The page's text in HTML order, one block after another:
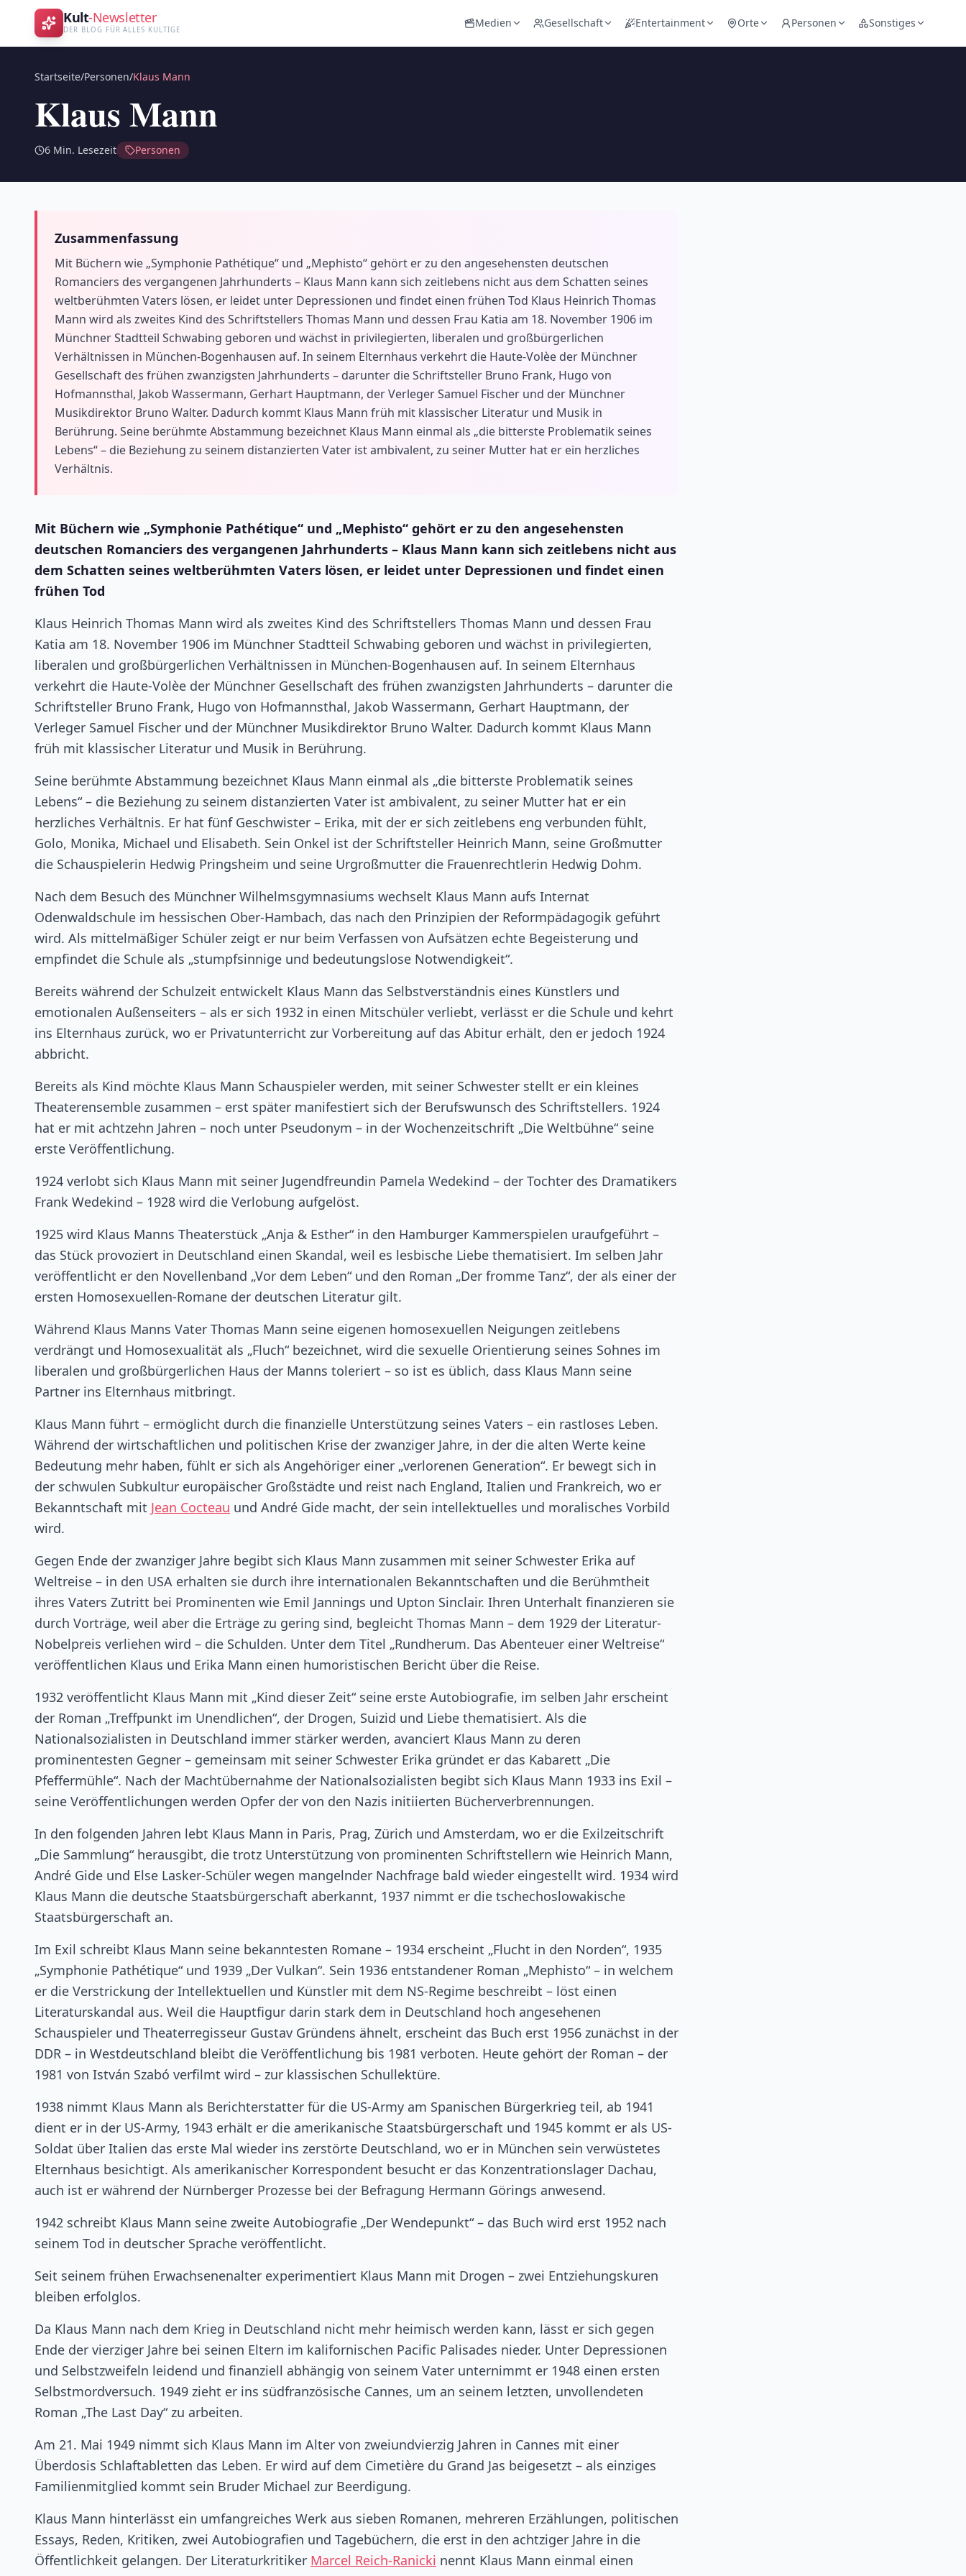
Kult-Newsletter
DER BLOG FÜR ALLES KULTIGE
Medien Gesellschaft Entertainment Orte Personen Sonstiges
Startseite/Personen/Klaus Mann
Klaus Mann
6 Min. Lesezeit Personen
Zusammenfassung
Mit Büchern wie „Symphonie Pathétique“ und „Mephisto“ gehört er zu den angesehensten deutschen
Romanciers des vergangenen Jahrhunderts – Klaus Mann kann sich zeitlebens nicht aus dem Schatten seines
weltberühmten Vaters lösen, er leidet unter Depressionen und findet einen frühen Tod Klaus Heinrich Thomas
Mann wird als zweites Kind des Schriftstellers Thomas Mann und dessen Frau Katia am 18. November 1906 im
Münchner Stadtteil Schwabing geboren und wächst in privilegierten, liberalen und großbürgerlichen
Verhältnissen in München-Bogenhausen auf. In seinem Elternhaus verkehrt die Haute-Volèe der Münchner
Gesellschaft des frühen zwanzigsten Jahrhunderts – darunter die Schriftsteller Bruno Frank, Hugo von
Hofmannsthal, Jakob Wassermann, Gerhart Hauptmann, der Verleger Samuel Fischer und der Münchner
Musikdirektor Bruno Walter. Dadurch kommt Klaus Mann früh mit klassischer Literatur und Musik in
Berührung. Seine berühmte Abstammung bezeichnet Klaus Mann einmal als „die bitterste Problematik seines
Lebens“ – die Beziehung zu seinem distanzierten Vater ist ambivalent, zu seiner Mutter hat er ein herzliches
Verhältnis.
Mit Büchern wie „Symphonie Pathétique“ und „Mephisto“ gehört er zu den angesehensten
deutschen Romanciers des vergangenen Jahrhunderts – Klaus Mann kann sich zeitlebens nicht aus
dem Schatten seines weltberühmten Vaters lösen, er leidet unter Depressionen und findet einen
frühen Tod
Klaus Heinrich Thomas Mann wird als zweites Kind des Schriftstellers Thomas Mann und dessen Frau
Katia am 18. November 1906 im Münchner Stadtteil Schwabing geboren und wächst in privilegierten,
liberalen und großbürgerlichen Verhältnissen in München-Bogenhausen auf. In seinem Elternhaus
verkehrt die Haute-Volèe der Münchner Gesellschaft des frühen zwanzigsten Jahrhunderts – darunter die
Schriftsteller Bruno Frank, Hugo von Hofmannsthal, Jakob Wassermann, Gerhart Hauptmann, der
Verleger Samuel Fischer und der Münchner Musikdirektor Bruno Walter. Dadurch kommt Klaus Mann
früh mit klassischer Literatur und Musik in Berührung.
Seine berühmte Abstammung bezeichnet Klaus Mann einmal als „die bitterste Problematik seines
Lebens“ – die Beziehung zu seinem distanzierten Vater ist ambivalent, zu seiner Mutter hat er ein
herzliches Verhältnis. Er hat fünf Geschwister – Erika, mit der er sich zeitlebens eng verbunden fühlt,
Golo, Monika, Michael und Elisabeth. Sein Onkel ist der Schriftsteller Heinrich Mann, seine Großmutter
die Schauspielerin Hedwig Pringsheim und seine Urgroßmutter die Frauenrechtlerin Hedwig Dohm.
Nach dem Besuch des Münchner Wilhelmsgymnasiums wechselt Klaus Mann aufs Internat
Odenwaldschule im hessischen Ober-Hambach, das nach den Prinzipien der Reformpädagogik geführt
wird. Als mittelmäßiger Schüler zeigt er nur beim Verfassen von Aufsätzen echte Begeisterung und
empfindet die Schule als „stumpfsinnige und bedeutungslose Notwendigkeit“.
Bereits während der Schulzeit entwickelt Klaus Mann das Selbstverständnis eines Künstlers und
emotionalen Außenseiters – als er sich 1932 in einen Mitschüler verliebt, verlässt er die Schule und kehrt
ins Elternhaus zurück, wo er Privatunterricht zur Vorbereitung auf das Abitur erhält, den er jedoch 1924
abbricht.
Bereits als Kind möchte Klaus Mann Schauspieler werden, mit seiner Schwester stellt er ein kleines
Theaterensemble zusammen – erst später manifestiert sich der Berufswunsch des Schriftstellers. 1924
hat er mit achtzehn Jahren – noch unter Pseudonym – in der Wochenzeitschrift „Die Weltbühne“ seine
erste Veröffentlichung.
1924 verlobt sich Klaus Mann mit seiner Jugendfreundin Pamela Wedekind – der Tochter des Dramatikers
Frank Wedekind – 1928 wird die Verlobung aufgelöst.
1925 wird Klaus Manns Theaterstück „Anja & Esther“ in den Hamburger Kammerspielen uraufgeführt –
das Stück provoziert in Deutschland einen Skandal, weil es lesbische Liebe thematisiert. Im selben Jahr
veröffentlicht er den Novellenband „Vor dem Leben“ und den Roman „Der fromme Tanz“, der als einer der
ersten Homosexuellen-Romane der deutschen Literatur gilt.
Während Klaus Manns Vater Thomas Mann seine eigenen homosexuellen Neigungen zeitlebens
verdrängt und Homosexualität als „Fluch“ bezeichnet, wird die sexuelle Orientierung seines Sohnes im
liberalen und großbürgerlichen Haus der Manns toleriert – so ist es üblich, dass Klaus Mann seine
Partner ins Elternhaus mitbringt.
Klaus Mann führt – ermöglicht durch die finanzielle Unterstützung seines Vaters – ein rastloses Leben.
Während der wirtschaftlichen und politischen Krise der zwanziger Jahre, in der die alten Werte keine
Bedeutung mehr haben, fühlt er sich als Angehöriger einer „verlorenen Generation“. Er bewegt sich in
der schwulen Subkultur europäischer Großstädte und reist nach England, Italien und Frankreich, wo er
Bekanntschaft mit Jean Cocteau und André Gide macht, der sein intellektuelles und moralisches Vorbild
wird.
Gegen Ende der zwanziger Jahre begibt sich Klaus Mann zusammen mit seiner Schwester Erika auf
Weltreise – in den USA erhalten sie durch ihre internationalen Bekanntschaften und die Berühmtheit
ihres Vaters Zutritt bei Prominenten wie Emil Jannings und Upton Sinclair. Ihren Unterhalt finanzieren sie
durch Vorträge, weil aber die Erträge zu gering sind, begleicht Thomas Mann – dem 1929 der Literatur-
Nobelpreis verliehen wird – die Schulden. Unter dem Titel „Rundherum. Das Abenteuer einer Weltreise“
veröffentlichen Klaus und Erika Mann einen humoristischen Bericht über die Reise.
1932 veröffentlicht Klaus Mann mit „Kind dieser Zeit“ seine erste Autobiografie, im selben Jahr erscheint
der Roman „Treffpunkt im Unendlichen“, der Drogen, Suizid und Liebe thematisiert. Als die
Nationalsozialisten in Deutschland immer stärker werden, avanciert Klaus Mann zu deren
prominentesten Gegner – gemeinsam mit seiner Schwester Erika gründet er das Kabarett „Die
Pfeffermühle“. Nach der Machtübernahme der Nationalsozialisten begibt sich Klaus Mann 1933 ins Exil –
seine Veröffentlichungen werden Opfer der von den Nazis initiierten Bücherverbrennungen.
In den folgenden Jahren lebt Klaus Mann in Paris, Prag, Zürich und Amsterdam, wo er die Exilzeitschrift
„Die Sammlung“ herausgibt, die trotz Unterstützung von prominenten Schriftstellern wie Heinrich Mann,
André Gide und Else Lasker-Schüler wegen mangelnder Nachfrage bald wieder eingestellt wird. 1934 wird
Klaus Mann die deutsche Staatsbürgerschaft aberkannt, 1937 nimmt er die tschechoslowakische
Staatsbürgerschaft an.
Im Exil schreibt Klaus Mann seine bekanntesten Romane – 1934 erscheint „Flucht in den Norden“, 1935
„Symphonie Pathétique“ und 1939 „Der Vulkan“. Sein 1936 entstandener Roman „Mephisto“ – in welchem
er die Verstrickung der Intellektuellen und Künstler mit dem NS-Regime beschreibt – löst einen
Literaturskandal aus. Weil die Hauptfigur darin stark dem in Deutschland hoch angesehenen
Schauspieler und Theaterregisseur Gustav Gründens ähnelt, erscheint das Buch erst 1956 zunächst in der
DDR – in Westdeutschland bleibt die Veröffentlichung bis 1981 verboten. Heute gehört der Roman – der
1981 von István Szabó verfilmt wird – zur klassischen Schullektüre.
1938 nimmt Klaus Mann als Berichterstatter für die US-Army am Spanischen Bürgerkrieg teil, ab 1941
dient er in der US-Army, 1943 erhält er die amerikanische Staatsbürgerschaft und 1945 kommt er als US-
Soldat über Italien das erste Mal wieder ins zerstörte Deutschland, wo er in München sein verwüstetes
Elternhaus besichtigt. Als amerikanischer Korrespondent besucht er das Konzentrationslager Dachau,
auch ist er während der Nürnberger Prozesse bei der Befragung Hermann Görings anwesend.
1942 schreibt Klaus Mann seine zweite Autobiografie „Der Wendepunkt“ – das Buch wird erst 1952 nach
seinem Tod in deutscher Sprache veröffentlicht.
Seit seinem frühen Erwachsenenalter experimentiert Klaus Mann mit Drogen – zwei Entziehungskuren
bleiben erfolglos.
Da Klaus Mann nach dem Krieg in Deutschland nicht mehr heimisch werden kann, lässt er sich gegen
Ende der vierziger Jahre bei seinen Eltern im kalifornischen Pacific Palisades nieder. Unter Depressionen
und Selbstzweifeln leidend und finanziell abhängig von seinem Vater unternimmt er 1948 einen ersten
Selbstmordversuch. 1949 zieht er ins südfranzösische Cannes, um an seinem letzten, unvollendeten
Roman „The Last Day“ zu arbeiten.
Am 21. Mai 1949 nimmt sich Klaus Mann im Alter von zweiundvierzig Jahren in Cannes mit einer
Überdosis Schlaftabletten das Leben. Er wird auf dem Cimetière du Grand Jas beigesetzt – als einziges
Familienmitglied kommt sein Bruder Michael zur Beerdigung.
Klaus Mann hinterlässt ein umfangreiches Werk aus sieben Romanen, mehreren Erzählungen, politischen
Essays, Reden, Kritiken, zwei Autobiografien und Tagebüchern, die erst in den achtziger Jahre in die
Öffentlichkeit gelangen. Der Literaturkritiker Marcel Reich-Ranicki nennt Klaus Mann einmal einen